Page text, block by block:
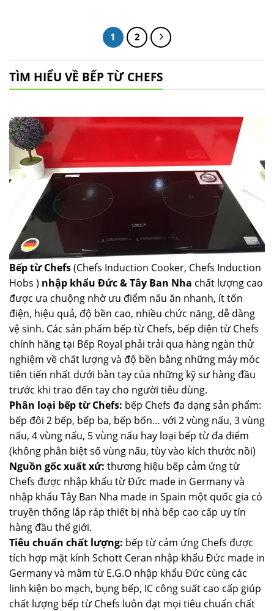
1 2
TÌM HIỂU VỀ BẾP TỪ CHEFS
Bếp từ Chefs(Chefs Induction Cooker, Chefs Induction
Hobs ) nhập khẩu Đức & Tây Ban Nha chất lượng cao
được ưa chuộng nhờ ưu điểm nấu ăn nhanh, ít tốn
điện, hiệu quả, độ bền cao, nhiều chức năng, dễ dàng
vệ sinh. Các sản phẩm bếp từ Chefs, bếp điện từ Chefs
chính hãng tại Bếp Royal phải trải qua hàng ngàn thử
nghiệm về chất lượng và độ bền bằng những máy móc
tiên tiến nhất dưới bàn tay của những kỹ sư hàng đầu
trước khi trao đến tay cho người tiêu dùng.
Phân loại bếp từ Chefs: bếp Chefs đa dạng sản phẩm:
bếp đôi 2 bếp, bếp ba, bếp bốn… với 2 vùng nấu, 3 vùng
nấu, 4 vùng nấu, 5 vùng nấu hay loại bếp từ đa điểm
(không phân biệt số vùng nấu, tùy vào kích thước nồi)
Nguồn gốc xuất xứ: thương hiệu bếp cảm ứng từ
Chefs được nhập khẩu từ Đức made in Germany và
nhập khẩu Tây Ban Nha made in Spain một quốc gia có
truyền thống lắp ráp thiết bị nhà bếp cao cấp uy tín
hàng đầu thế giới.
Tiêu chuẩn chất lượng: bếp từ cảm ứng Chefs được
tích hợp mặt kính Schott Ceran nhập khẩu Đức made in
Germany và mâm từ E.G.O nhập khẩu Đức cùng các
linh kiện bo mạch, bụng bếp, IC công suất cao cấp giúp
chất lượng bếp từ Chefs luôn đạt mọi tiêu chuẩn chất